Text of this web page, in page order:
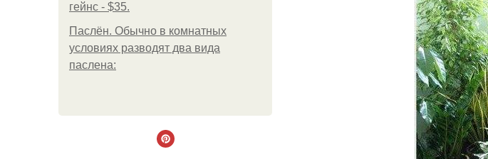
гейнс - $35.
Паслён. Обычно в комнатных
условиях разводят два вида
паслена: